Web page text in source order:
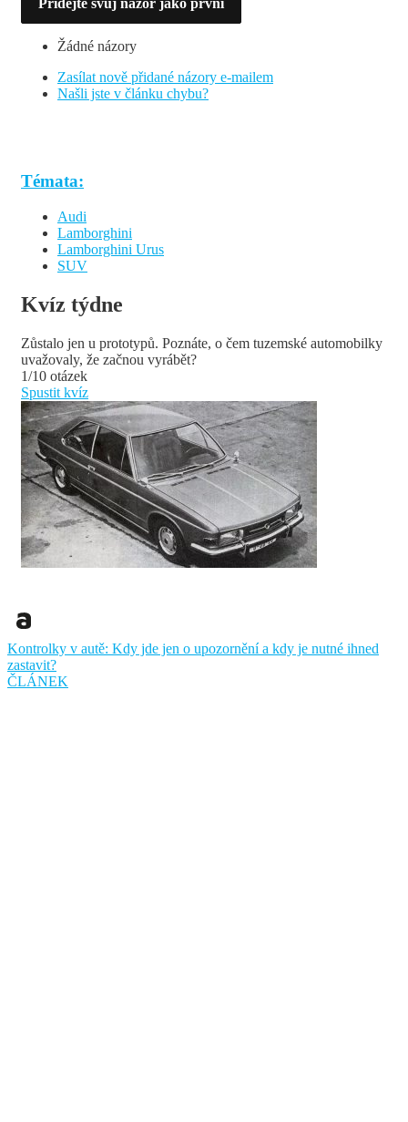
Přidejte svůj názor jako první
Žádné názory
Zasílat nově přidané názory e-mailem
Našli jste v článku chybu?
Témata:
Audi
Lamborghini
Lamborghini Urus
SUV
Kvíz týdne
Zůstalo jen u prototypů. Poznáte, o čem tuzemské automobilky
uvažovaly, že začnou vyrábět?
1/10 otázek
Spustit kvíz
Kontrolky v autě: Kdy jde jen o upozornění a kdy je nutné ihned
zastavit?
ČLÁNEK